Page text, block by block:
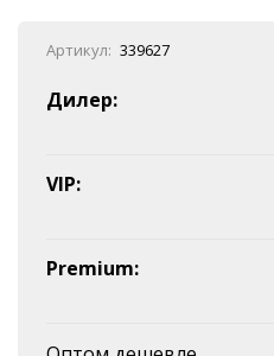
Наличные
Эквайринг
Оплата на P/C
Артикул: 339627
Дилер:
VIP:
Premium: